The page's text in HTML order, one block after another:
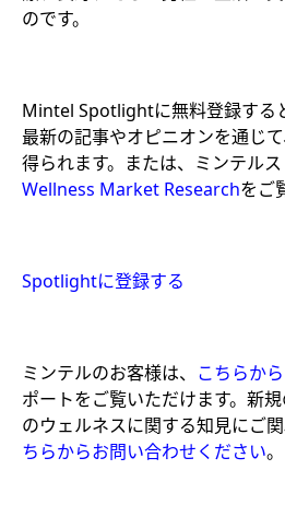
のです。
Mintel Spotlightに無料登録する
最新の記事やオピニオンを通じ
得られます。または、ミンテル
Wellness Market Researchをご
Spotlightに登録する
ミンテルのお客様は、 こちらか
ポートをご覧いただけます。新
のウェルネスに関する知見にご
ちらからお問い合わせください。